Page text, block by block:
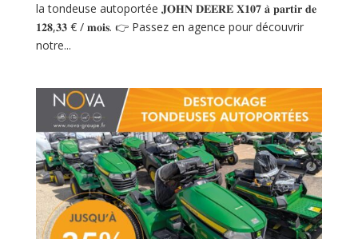
la tondeuse autoportée 𝐉𝐎𝐇𝐍 𝐃𝐄𝐄𝐑𝐄 𝐗𝟏𝟎𝟕 𝐚̀ 𝐩𝐚𝐫𝐭𝐢𝐫 𝐝𝐞
𝟏𝟐𝟖,𝟑𝟑 € / 𝐦𝐨𝐢𝐬. 👉 Passez en agence pour découvrir
notre...